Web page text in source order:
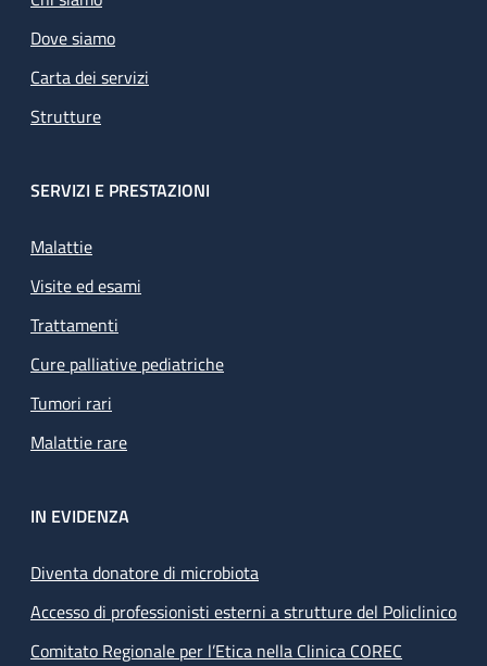
Dove siamo
Carta dei servizi
Strutture
SERVIZI E PRESTAZIONI
Malattie
Visite ed esami
Trattamenti
Cure palliative pediatriche
Tumori rari
Malattie rare
IN EVIDENZA
Diventa donatore di microbiota
Accesso di professionisti esterni a strutture del Policlinico
Comitato Regionale per l’Etica nella Clinica COREC